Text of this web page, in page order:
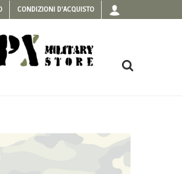
CONDIZIONI D'ACQUISTO